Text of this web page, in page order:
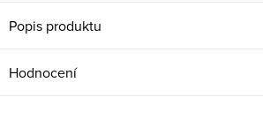
Popis produktu
Hodnocení